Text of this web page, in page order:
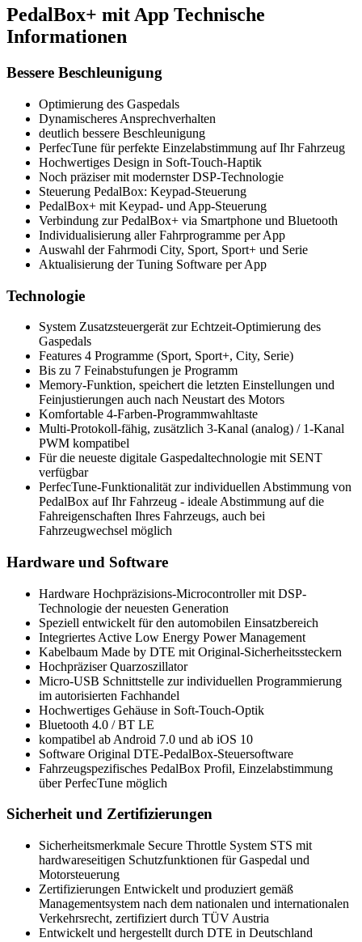
PedalBox+ mit App Technische
Informationen
Bessere Beschleunigung
Optimierung des Gaspedals
Dynamischeres Ansprechverhalten
deutlich bessere Beschleunigung
PerfecTune für perfekte Einzelabstimmung auf Ihr Fahrzeug
Hochwertiges Design in Soft-Touch-Haptik
Noch präziser mit modernster DSP-Technologie
Steuerung PedalBox: Keypad-Steuerung
PedalBox+ mit Keypad- und App-Steuerung
Verbindung zur PedalBox+ via Smartphone und Bluetooth
Individualisierung aller Fahrprogramme per App
Auswahl der Fahrmodi City, Sport, Sport+ und Serie
Aktualisierung der Tuning Software per App
Technologie
System Zusatzsteuergerät zur Echtzeit-Optimierung des
Gaspedals
Features 4 Programme (Sport, Sport+, City, Serie)
Bis zu 7 Feinabstufungen je Programm
Memory-Funktion, speichert die letzten Einstellungen und
Feinjustierungen auch nach Neustart des Motors
Komfortable 4-Farben-Programmwahltaste
Multi-Protokoll-fähig, zusätzlich 3-Kanal (analog) / 1-Kanal
PWM kompatibel
Für die neueste digitale Gaspedaltechnologie mit SENT
verfügbar
PerfecTune-Funktionalität zur individuellen Abstimmung von
PedalBox auf Ihr Fahrzeug - ideale Abstimmung auf die
Fahreigenschaften Ihres Fahrzeugs, auch bei
Fahrzeugwechsel möglich
Hardware und Software
Hardware Hochpräzisions-Microcontroller mit DSP-
Technologie der neuesten Generation
Speziell entwickelt für den automobilen Einsatzbereich
Integriertes Active Low Energy Power Management
Kabelbaum Made by DTE mit Original-Sicherheitssteckern
Hochpräziser Quarzoszillator
Micro-USB Schnittstelle zur individuellen Programmierung
im autorisierten Fachhandel
Hochwertiges Gehäuse in Soft-Touch-Optik
Bluetooth 4.0 / BT LE
kompatibel ab Android 7.0 und ab iOS 10
Software Original DTE-PedalBox-Steuersoftware
Fahrzeugspezifisches PedalBox Profil, Einzelabstimmung
über PerfecTune möglich
Sicherheit und Zertifizierungen
Sicherheitsmerkmale Secure Throttle System STS mit
hardwareseitigen Schutzfunktionen für Gaspedal und
Motorsteuerung
Zertifizierungen Entwickelt und produziert gemäß
Managementsystem nach dem nationalen und internationalen
Verkehrsrecht, zertifiziert durch TÜV Austria
Entwickelt und hergestellt durch DTE in Deutschland